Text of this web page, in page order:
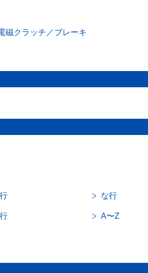
磁クラッチ／ブレーキ
な行
A〜Z